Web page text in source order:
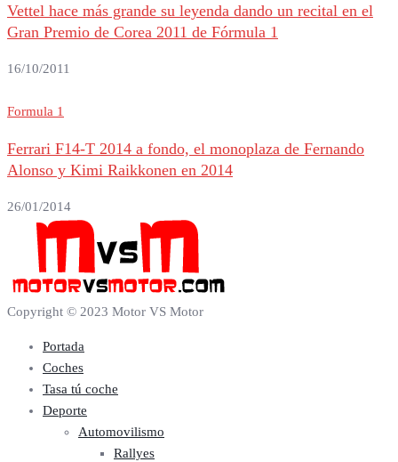
Vettel hace más grande su leyenda dando un recital en el
Gran Premio de Corea 2011 de Fórmula 1
16/10/2011
Formula 1
Ferrari F14-T 2014 a fondo, el monoplaza de Fernando
Alonso y Kimi Raikkonen en 2014
26/01/2014
Copyright © 2023 Motor VS Motor
Portada
Coches
Tasa tú coche
Deporte
Automovilismo
Rallyes